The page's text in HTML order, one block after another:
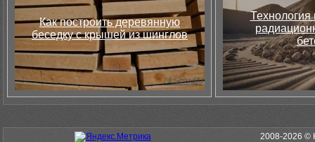
Как построить деревянную
беседку с крышей из шинглов
Технология
2008-2026 ©